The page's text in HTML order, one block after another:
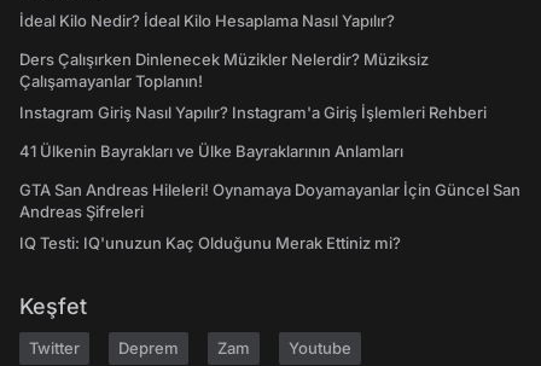
İdeal Kilo Nedir? İdeal Kilo Hesaplama Nasıl Yapılır?
Ders Çalışırken Dinlenecek Müzikler Nelerdir? Müziksiz
Çalışamayanlar Toplanın!
Instagram Giriş Nasıl Yapılır? Instagram'a Giriş İşlemleri Rehberi
41 Ülkenin Bayrakları ve Ülke Bayraklarının Anlamları
GTA San Andreas Hileleri! Oynamaya Doyamayanlar İçin Güncel San
Andreas Şifreleri
IQ Testi: IQ'unuzun Kaç Olduğunu Merak Ettiniz mi?
Keşfet
Twitter Deprem Zam Youtube